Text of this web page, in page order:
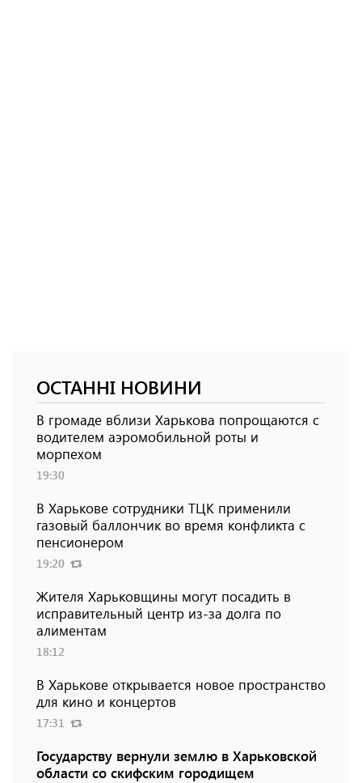
ОСТАННІ НОВИНИ
В громаде вблизи Харькова попрощаются с
водителем аэромобильной роты и
морпехом
19:30
В Харькове сотрудники ТЦК применили
газовый баллончик во время конфликта с
пенсионером
19:20
Жителя Харьковщины могут посадить в
исправительный центр из-за долга по
алиментам
18:12
В Харькове открывается новое пространство
для кино и концертов
17:31
Государству вернули землю в Харьковской
области со скифским городищем